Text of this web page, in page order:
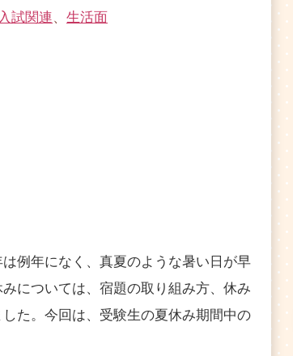
入試関連、 生活面
例年になく、真夏のような暑い日が早
については、宿題の取り組み方、休み
た。今回は、受験生の夏休み期間中の